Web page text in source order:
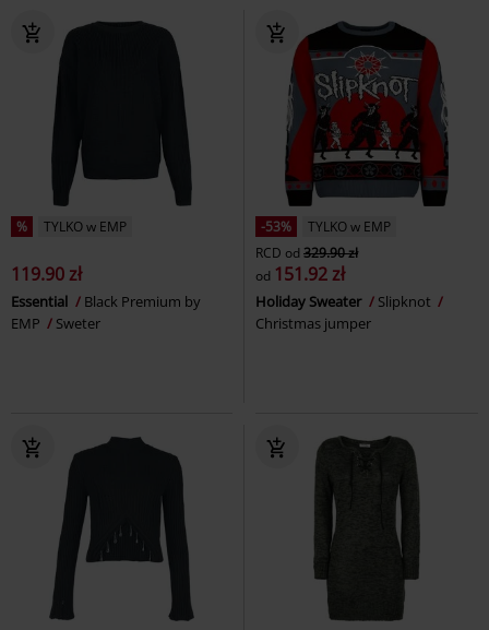
% TYLKO w EMP
119.90 zł
Essential
Black Premium by
EMP
Sweter
-53%
TYLKO w EMP
RCD od 329.90 zł
od 151.92 zł
Holiday Sweater
Slipknot
Christmas jumper